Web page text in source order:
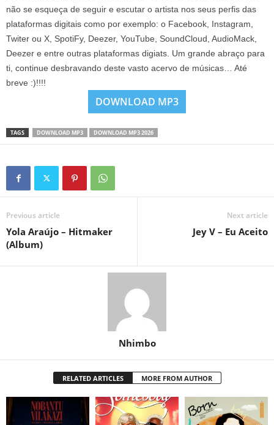
não se esqueça de seguir e escutar o artista nos seus perfis das
plataformas digitais como por exemplo: o Facebook, Instagram,
Twiter ou X, SpotiFy, Deezer, YouTube, SoundCloud, AudioMack,
Deezer e entre outras plataformas digiats. Um grande abraço para
ti, continue desbravando deste vasto acervo de músicas… Até
breve :)!!!!
DOWNLOAD MP3
TAGS DOWNLOAD MP3 DOWNLOAD MP3 2026
Previous article
Yola Araújo – Hitmaker
(Album)
Next article
Jey V – Eu Aceito
Nhimbo
RELATED ARTICLES MORE FROM AUTHOR